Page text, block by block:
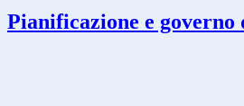
Pianificazione e